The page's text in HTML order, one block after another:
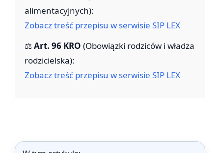
alimentacyjnych):
Zobacz treść przepisu w serwisie SIP LEX
⚖️Art. 96 KRO (Obowiązki rodziców i władza
rodzicielska):
Zobacz treść przepisu w serwisie SIP LEX